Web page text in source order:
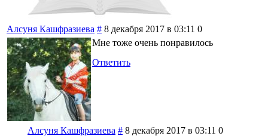
Алсуня Кашфразиева # 8 декабря 2017 в 03:11 0
Мне тоже очень понравилось
Ответить
Алсуня Кашфразиева # 8 декабря 2017 в 03:11 0